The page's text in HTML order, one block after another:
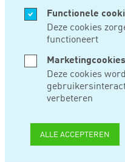
Functionele
Deze cookies
functioneert
Marketingcookies
Deze cookies
verbeteren
ALLE ACCEPTEREN
SEP 03, 2015
VRAAG
BTW
Heeft u als